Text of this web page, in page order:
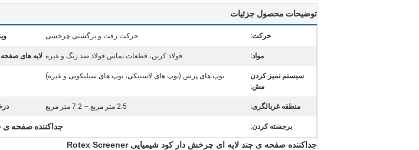
توضیحات محصول جزئیات
حرکت: حرکت رفت و برگشتی چرخشی
مواد: فولاد کربن، قطعات تماس فولاد ضد زنگ و غیره لایه های
سیستم تمیز کردن
مش:
توپ های پرش (توپ های لاستیکی، توپ های سیلیکونی و غیره)
منطقه غربالگری: 2.5 متر مربع ~ 7.2 متر مربع
برجسته کردن: جداکننده صفحه ی
جداکننده صفحه ی چند لایه ای چرخش دار کود شیمیایی Rotex Screener